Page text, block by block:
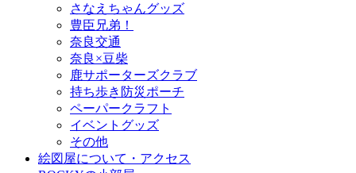
さなえちゃんグッズ
豊臣兄弟！
奈良交通
奈良×豆柴
鹿サポーターズクラブ
持ち歩き防災ポーチ
ペーパークラフト
イベントグッズ
その他
絵図屋について・アクセス